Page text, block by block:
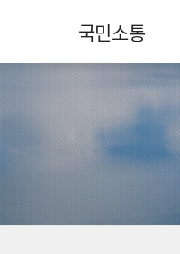
국민소통